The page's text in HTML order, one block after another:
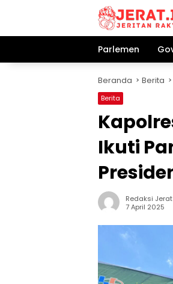
Parlemen
Beranda Berita
Berita
Ikuti
Redaksi Jerat
7 April 2025